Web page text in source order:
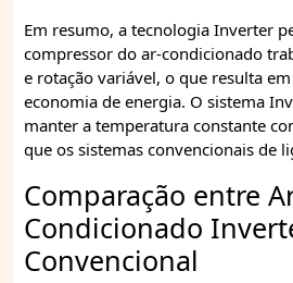
Em resumo, a tecnologia Inverter
compressor do ar-condicionado
e rotação variável, o que resulta
economia de energia. O sistema
manter a temperatura constante
que os sistemas convencionais de
Comparação entre
Condicionado
Convencional